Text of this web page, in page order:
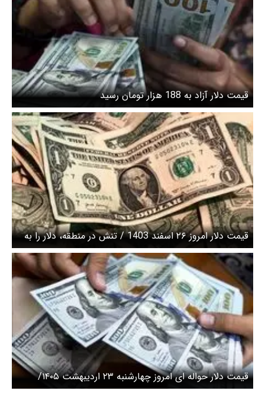
قیمت دلار آزاد به 188 هزار تومان رسید
قیمت دلار امروز ۲۶ اسفند 1403 / تنش در منطقه، دلار را به
کانال ۹۲ هزار تومانی برگرداند
قیمت دلار حواله ای امروز چهارشنبه ۲۳ اردیبهشت ۱۴۰۵/
افزایش قیمت دلار